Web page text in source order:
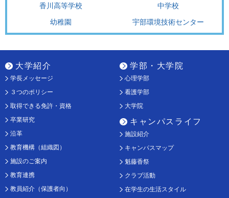
香川高等学校
中学校
幼稚園
宇部環境技術センター
大学紹介
学長メッセージ
３つのポリシー
取得できる免許・資格
卒業研究
沿革
教育機構（組織図）
施設のご案内
教育連携
教員紹介（保護者向）
学部・大学院
心理学部
看護学部
大学院
キャンパスライフ
施設紹介
キャンパスマップ
魁藤香祭
クラブ活動
在学生の生活スタイル